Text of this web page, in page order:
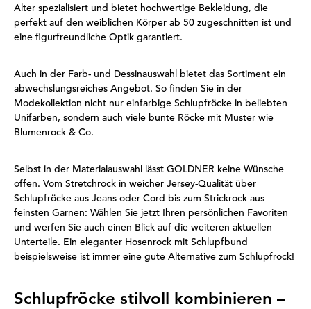
Alter spezialisiert und bietet hochwertige Bekleidung, die
perfekt auf den weiblichen Körper ab 50 zugeschnitten ist und
eine figurfreundliche Optik garantiert.
Auch in der Farb- und Dessinauswahl bietet das Sortiment ein
abwechslungsreiches Angebot. So finden Sie in der
Modekollektion nicht nur einfarbige Schlupfröcke in beliebten
Unifarben, sondern auch viele bunte Röcke mit Muster wie
Blumenrock & Co.
Selbst in der Materialauswahl lässt GOLDNER keine Wünsche
offen. Vom Stretchrock in weicher Jersey-Qualität über
Schlupfröcke aus Jeans oder Cord bis zum Strickrock aus
feinsten Garnen: Wählen Sie jetzt Ihren persönlichen Favoriten
und werfen Sie auch einen Blick auf die weiteren aktuellen
Unterteile. Ein eleganter Hosenrock mit Schlupfbund
beispielsweise ist immer eine gute Alternative zum Schlupfrock!
Schlupfröcke stilvoll kombinieren –